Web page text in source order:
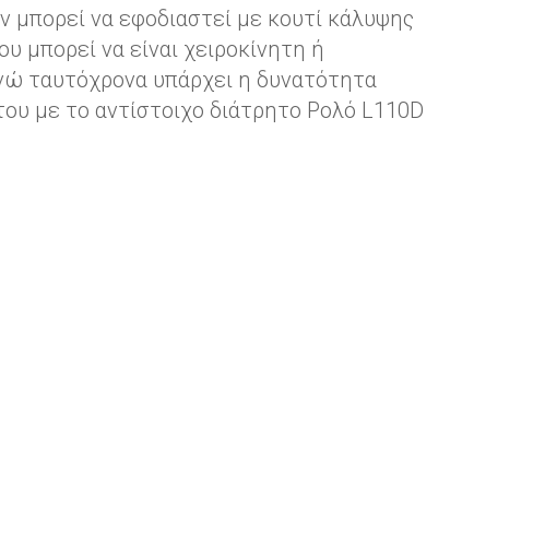
να εφοδιαστεί με κουτί κάλυψης
μπορεί να είναι χειροκίνητη ή
ταυτόχρονα υπάρχει η δυνατότητα
με το αντίστοιχο διάτρητο Ρολό L110D